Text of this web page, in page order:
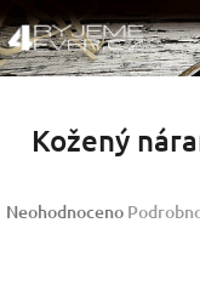
na
obsah
Kožený
Průměrné
Neohodnoceno